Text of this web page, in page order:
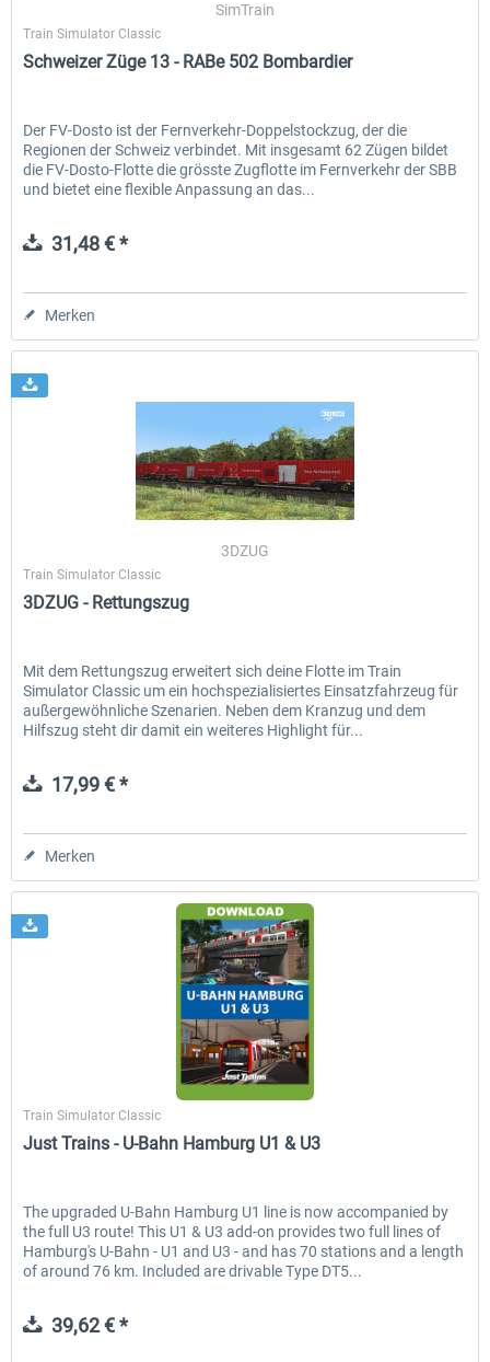
SimTrain
Train Simulator Classic
Schweizer Züge 13 - RABe 502 Bombardier
Der FV-Dosto ist der Fernverkehr-Doppelstockzug, der die
Regionen der Schweiz verbindet. Mit insgesamt 62 Zügen bildet
die FV-Dosto-Flotte die grösste Zugflotte im Fernverkehr der SBB
und bietet eine flexible Anpassung an das...
31,48 € *
Merken
3DZUG
Train Simulator Classic
3DZUG - Rettungszug
Mit dem Rettungszug erweitert sich deine Flotte im Train
Simulator Classic um ein hochspezialisiertes Einsatzfahrzeug für
außergewöhnliche Szenarien. Neben dem Kranzug und dem
Hilfszug steht dir damit ein weiteres Highlight für...
17,99 € *
Merken
Train Simulator Classic
Just Trains - U-Bahn Hamburg U1 & U3
The upgraded U-Bahn Hamburg U1 line is now accompanied by
the full U3 route! This U1 & U3 add-on provides two full lines of
Hamburg's U-Bahn - U1 and U3 - and has 70 stations and a length
of around 76 km. Included are drivable Type DT5...
39,62 € *